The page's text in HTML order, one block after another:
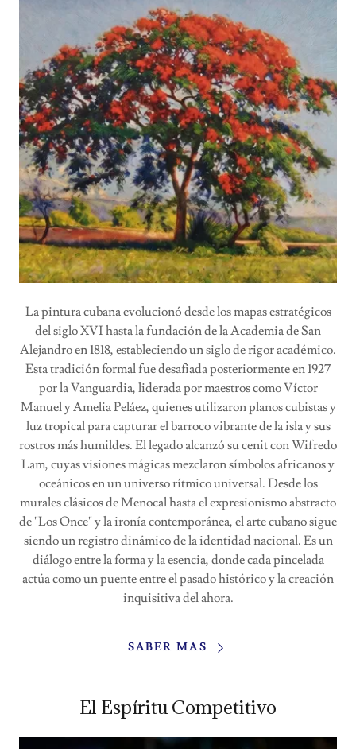
La pintura cubana evolucionó desde los mapas estratégicos
del siglo XVI hasta la fundación de la Academia de San
Alejandro en 1818, estableciendo un siglo de rigor académico.
Esta tradición formal fue desafiada posteriormente en 1927
por la Vanguardia, liderada por maestros como Víctor
Manuel y Amelia Peláez, quienes utilizaron planos cubistas y
luz tropical para capturar el barroco vibrante de la isla y sus
rostros más humildes. El legado alcanzó su cenit con Wifredo
Lam, cuyas visiones mágicas mezclaron símbolos africanos y
oceánicos en un universo rítmico universal. Desde los
murales clásicos de Menocal hasta el expresionismo abstracto
de "Los Once" y la ironía contemporánea, el arte cubano sigue
siendo un registro dinámico de la identidad nacional. Es un
diálogo entre la forma y la esencia, donde cada pincelada
actúa como un puente entre el pasado histórico y la creación
inquisitiva del ahora.
SABER MAS
El Espíritu Competitivo